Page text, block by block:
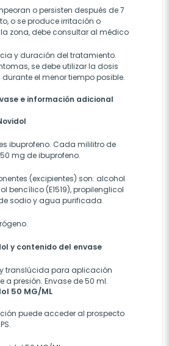
o persisten después de 7
o se produce irritación o
zona, debe consultar al médico
y duración del tratamiento.
se debe utilizar la dosis
el menor tiempo posible.
e información adicional
ibuprofeno. Cada mililitro de
mg de ibuprofeno.
(excipientes) son: alcohol
bencílico (E1519), propilenglicol
sodio y agua purificada.
y contenido del envase
translúcida para aplicación
a presión. Envase de 50 ml.
50 MG/ML
puede acceder al prospecto